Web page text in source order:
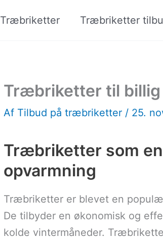
Træbriketter Træbriketter
Træbriketter til billig
Af Tilbud på træbriketter / 25.
Træbriketter som
opvarmning
Træbriketter er blevet en
De tilbyder en økonomisk og
kolde vintermåneder.